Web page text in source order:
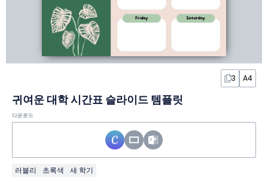
3 A4
귀여운 대학 시간표 슬라이드 템플릿
다운로드
러블리 초록색 새 학기